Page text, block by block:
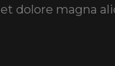
et dolore magna